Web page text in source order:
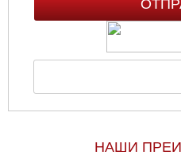
НАШИ